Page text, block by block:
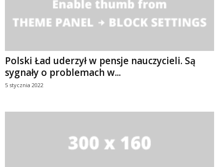
Polski Ład uderzył w pensje nauczycieli. Są
sygnały o problemach w...
5 stycznia 2022